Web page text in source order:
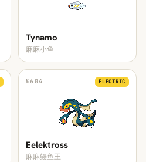
Tynamo
麻麻小鱼
№604 ELECTRIC
Eelektross
麻麻鳗鱼王